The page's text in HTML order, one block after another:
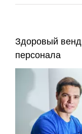
Здоровый
персонала